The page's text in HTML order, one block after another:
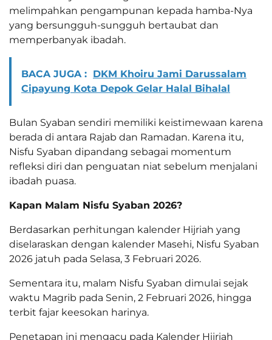
melimpahkan pengampunan kepada hamba-Nya
yang bersungguh-sungguh bertaubat dan
memperbanyak ibadah.
BACA JUGA : DKM Khoiru Jami Darussalam
Cipayung Kota Depok Gelar Halal Bihalal
Bulan Syaban sendiri memiliki keistimewaan karena
berada di antara Rajab dan Ramadan. Karena itu,
Nisfu Syaban dipandang sebagai momentum
refleksi diri dan penguatan niat sebelum menjalani
ibadah puasa.
Kapan Malam Nisfu Syaban 2026?
Berdasarkan perhitungan kalender Hijriah yang
diselaraskan dengan kalender Masehi, Nisfu Syaban
2026 jatuh pada Selasa, 3 Februari 2026.
Sementara itu, malam Nisfu Syaban dimulai sejak
waktu Magrib pada Senin, 2 Februari 2026, hingga
terbit fajar keesokan harinya.
Penetapan ini mengacu pada Kalender Hijriah